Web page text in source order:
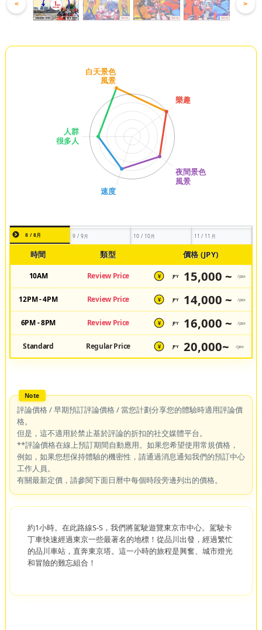
< >
8 / 8月 9 / 9月 10 / 10月 11 / 11月
時間 類型 價格 (JPY)
10AM Review Price ¥ JPY 15,000 ~ /pax
12PM - 4PM Review Price ¥ JPY 14,000 ~ /pax
6PM - 8PM Review Price ¥ JPY 16,000 ~ /pax
Standard Regular Price ¥ JPY 20,000~ /pax
評論價格 / 早期預訂評論價格 / 當您計劃分享您的體驗時適用評論價
格。
但是，這不適用於禁止基於評論的折扣的社交媒體平台。
**評論價格在線上預訂期間自動應用。如果您希望使用常規價格，
例如，如果您想保持體驗的機密性，請通過消息通知我們的預訂中心
工作人員。
有關最新定價，請參閱下面日曆中每個時段旁邊列出的價格。
約1小時。在此路線S-S，我們將駕駛遊覽東京市中心。駕駛卡
丁車快速經過東京一些最著名的地標！從品川出發，經過繁忙
的品川車站，直奔東京塔。這一小時的旅程是興奮、城市燈光
和冒險的難忘組合！